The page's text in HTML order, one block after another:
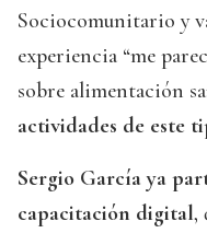
Sociocomunitario y
experiencia “me
sobre alimentación
actividades de este
Sergio García ya
capacitación digital,